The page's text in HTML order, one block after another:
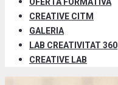
CREATIVE CITM
GALERIA
LAB CREATIVITAT 360
CREATIVE LAB